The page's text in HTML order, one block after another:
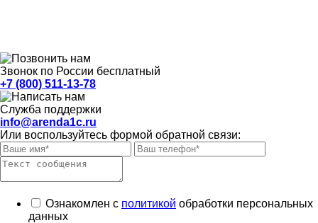
Звонок по России бесплатный
+7 (800) 511-13-78
Служба поддержки
info@arenda1c.ru
Или воспользуйтесь формой обратной связи:
Ознакомлен с политикой обработки персональных
данных